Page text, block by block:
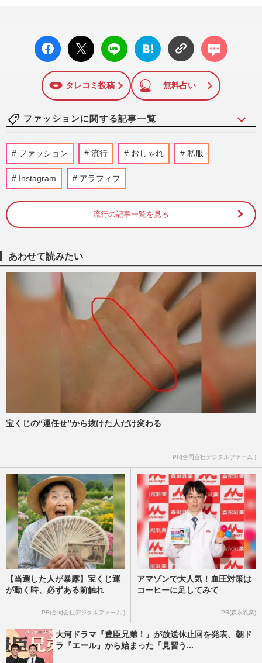
facebo
ok い
X ポス
ト
LINE
はてな
ブック
に追加
コメン
ト
タレコミ投稿 無料占い
ファッションに関する記事一覧
村重杏奈が熱愛！ お相手は人気DJ兼モデ
ル・井上ヤマト《2026年8月Choice》
Number_i・平野紫耀、最新MVで披露し
佳子さま、御殿場の高校馬術大会に“大人
モノトーンスタイル”で登場…耳元を彩る
「3300円の藍染イヤリング…
週刊女性PRIME 2026/8/1
DA PUMP・ISSAが披露した“両腕びっし
りタトゥー”に賛否…「お茶の間イメー
ジ」との乖離に心配の声
2026/7/29
《ネクスト皇居財布の呼び声も》2000円で
2026/7/27
ファッション 流行 おしゃれ 私服
Instagram アラフィフ
流行の記事一覧を見る
あわせて読みたい
宝くじの“運任せ”から抜けた人だけ変わる
PR(合同会社デジタルファーム )
【当選した人が暴露】宝くじ運
が動く時、必ずある前触れ
PR(合同会社デジタルファーム )
アマゾンで大人気！血圧対策は
コーヒーに足してみて
PR(森永乳業)
大河ドラマ『豊臣兄弟！』が放送休止回を発表、朝ド
ラ『エール』から始まった「見習う...